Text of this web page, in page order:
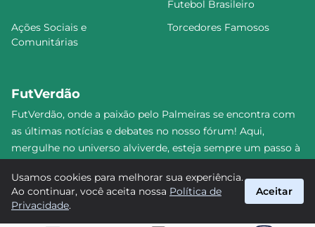
Futebol Brasileiro
Ações Sociais e
Comunitárias
Torcedores Famosos
FutVerdão
FutVerdão, onde a paixão pelo Palmeiras se encontra com
as últimas notícias e debates no nosso fórum! Aqui,
mergulhe no universo alviverde, esteja sempre um passo à
comunidade. Junte-se a nós nesta jornada emocionante!
#Palmeiras #FutVerdão
Usamos cookies para melhorar sua experiência.
Ao continuar, você aceita nossa Política de
Privacidade.
Aceitar